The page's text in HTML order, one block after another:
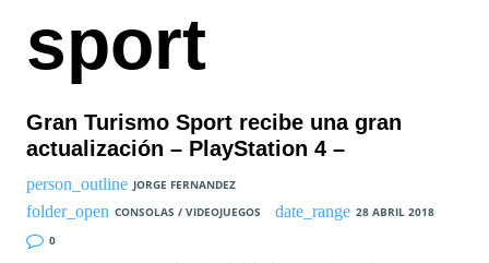
sport
Gran Turismo Sport recibe una gran
actualización – PlayStation 4 –
JORGE FERNANDEZ
CONSOLAS / VIDEOJUEGOS
28 ABRIL 2018
0